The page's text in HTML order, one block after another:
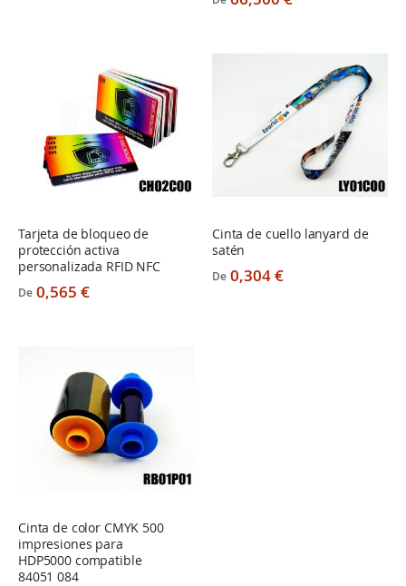
Tarjeta de bloqueo de
protección activa
personalizada RFID NFC
De 0,565 €
Cinta de cuello lanyard de
satén
De 0,304 €
Cinta de color CMYK 500
impresiones para
HDP5000 compatible
84051 084